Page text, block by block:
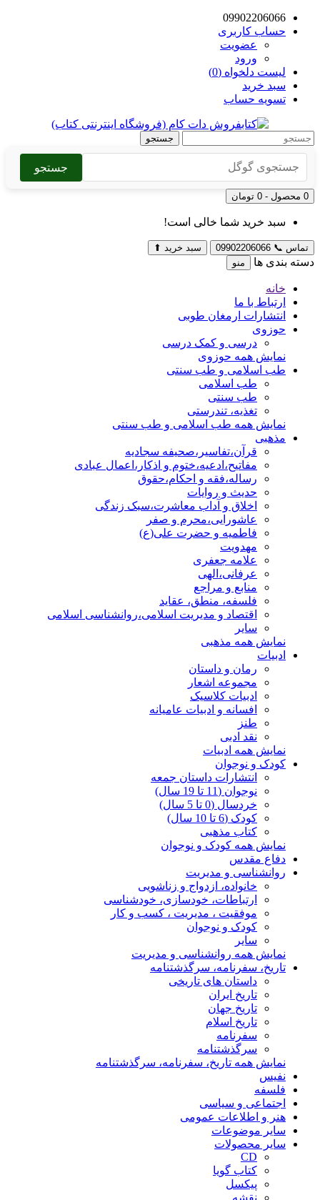
09902206066
حساب کاربری
عضویت
ورود
لیست دلخواه (0)
سبد خرید
تسویه حساب
جستجو
جستجو
0 محصول - 0 تومان
سبد خرید شما خالی است!
تماس 📞
09902206066 سبد خرید ⬆
دسته بندی ها منو
خانه
ارتباط با ما
انتشارات ارمغان طوبی
حوزوی
درسی و کمک درسی
نمایش همه حوزوی
طب اسلامی و طب سنتی
طب اسلامی
طب سنتی
تغذیه، تندرستی
نمایش همه طب اسلامی و طب سنتی
مذهبی
قرآن،تفاسیر،صحیفه سجادیه
مفاتیح،ادعیه،ختوم و اذکار،اعمال عبادی
رساله،فقه و احکام،حقوق
حدیث و روایات
اخلاق و آداب معاشرت،سبک زندگی
عاشورایی،محرم و صفر
فاطمیه و حضرت علی(ع)
مهدویت
علامه جعفری
عرفانی،الهی
منابع و مراجع
فلسفه، منطق، عقاید
اقتصاد و مدیریت اسلامی،روانشناسی اسلامی
سایر
نمایش همه مذهبی
ادبیات
رمان و داستان
مجموعه اشعار
ادبیات کلاسیک
افسانه و ادبیات عامیانه
طنز
نقد ادبی
نمایش همه ادبیات
کودک و نوجوان
انتشارات داستان جمعه
نوجوان (11 تا 19 سال)
خردسال (0 تا 5 سال)
کودک (6 تا 10 سال)
کتاب مذهبی
نمایش همه کودک و نوجوان
دفاع مقدس
روانشناسی و مدیریت
خانواده، ازدواج و زناشویی
ارتباطات، خودسازی، خودشناسی
موفقیت ، مدیریت ، کسب و کار
کودک و نوجوان
سایر
نمایش همه روانشناسی و مدیریت
تاریخ، سفرنامه، سرگذشتنامه
داستان های تاریخی
تاریخ ایران
تاریخ جهان
تاریخ اسلام
سفرنامه
سرگذشتنامه
نمایش همه تاریخ، سفرنامه، سرگذشتنامه
نفیس
فلسفه
اجتماعی و سیاسی
هنر و اطلاعات عمومی
سایر موضوعات
سایر محصولات
CD
کتاب گویا
پیکسل
نقشه